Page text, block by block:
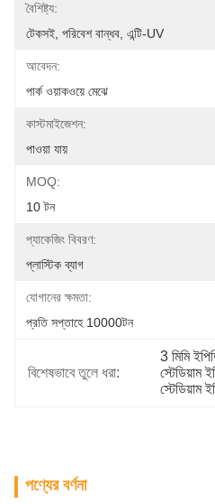
বৈশিষ্ট্য:
টেকসই, পরিবেশ বান্ধব, এন্টি-UV
আবেদন:
পার্ক ওয়াকওয়ে মেঝে
কাস্টমাইজেশন:
পাওয়া যায়
MOQ:
10 টন
প্যাকেজিং বিবরণ:
প্লাস্টিক ব্যাগ
যোগানের ক্ষমতা:
প্রতি সপ্তাহে 10000টন
বিশেষভাবে তুলে ধরা:
3 মিমি
স্টেডিয়াম
স্টেডিয়াম
পণ্যের বর্ণনা